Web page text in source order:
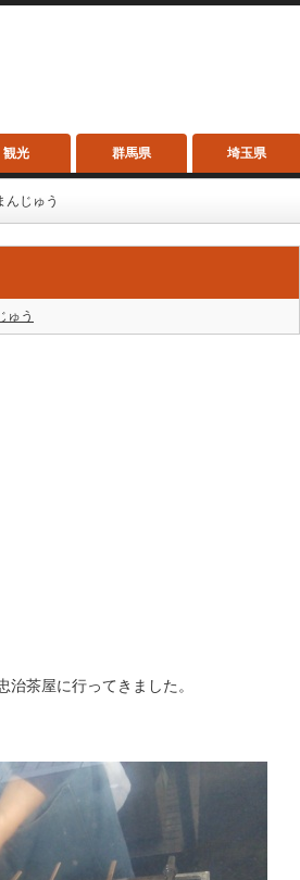
観光 群馬県 埼玉県
んじゅう
ゅう
茶屋に行ってきました。